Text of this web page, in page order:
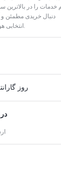
خدمات را در بالاترین
دنبال خریدی مطمئن
انتخابی هوشمندانه برای شماست.
7 روز